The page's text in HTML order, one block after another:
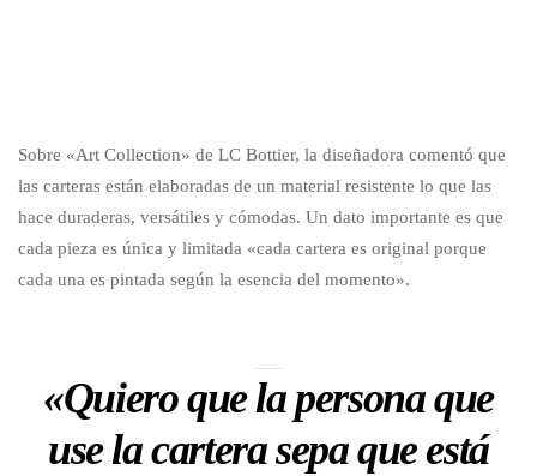
Sobre «Art Collection» de LC Bottier, la diseñadora comentó que
las carteras están elaboradas de un material resistente lo que las
hace duraderas, versátiles y cómodas. Un dato importante es que
cada pieza es única y limitada «cada cartera es original porque
cada una es pintada según la esencia del momento».
«Quiero que la persona que
use la cartera sepa que está